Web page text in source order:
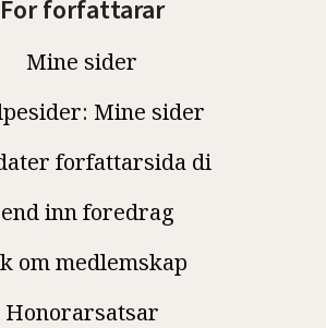
For forfattarar
Mine sider
Mine sider
forfattarsida di
inn foredrag
om medlemskap
Honorarsatsar